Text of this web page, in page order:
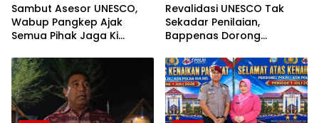
Sambut Asesor UNESCO,
Wabup Pangkep Ajak
Semua Pihak Jaga Ki
Revalidasi UNESCO Tak
Sekadar Penilaian,
Bappenas Dorong
Mendunia Ki